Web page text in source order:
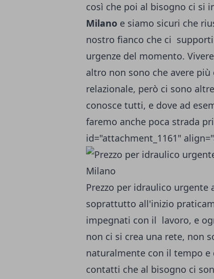
così che poi al bisogno ci si
Milano e siamo sicuri che
nostro fianco che ci
urgenze del momento.
altro non sono che avere
relazionale, però ci sono
conosce tutti, e dove ad
faremo anche poca strada
id="attachment_1161"
Prezzo per idraulico
soprattutto all'inizio
impegnati con il lavoro, e
non ci si crea una rete, non
naturalmente con il tempo e
contatti che al bisogno ci